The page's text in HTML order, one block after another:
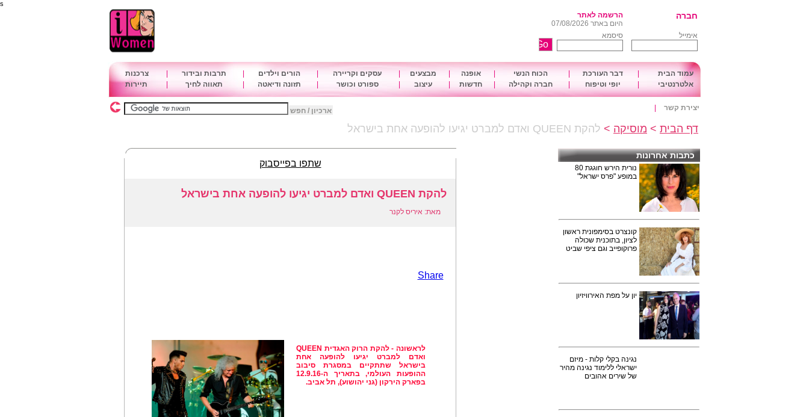
s
חברה
הרשמה לאתר
היום באתר 07/08/2026
אימייל
סיסמא
עמוד הבית דבר העורכת הכוח הנשי אופנה מבצעים עסקים וקריירה הורים וילדים תרבות ובידור
צרכנות
אלטרנטיבי
יופי וטיפוח חברה וקהילה חדשות עיצוב ספורט וכושר תזונה ודיאטה תאווה לחיך תיירות
יצירת קשר ארכיון / חפש
דף הבית > מוסיקה > להקת QUEEN ואדם למברט יגיעו להופעה אחת בישראל
כתבות אחרונות
נורית הירש חוגגת 80
במופע "פרס ישראל"
קונצרט בסימפונית ראשון
לציון, בתוכנית שכולה
פרוקופייב וגם ציפי שביט
יון על מפת האירוויזיון
נגינה בקלי קלות - מיזם
ישראלי ללימוד נגינה מהיר
של שירים אהובים
שתפו בפייסבוק
להקת QUEEN ואדם למברט יגיעו להופעה אחת בישראל
מאת: איריס לקנר
Share
לראשונה - להקת הרוק האגדית QUEEN
ואדם למברט יגיעו להופעה אחת
בישראל שתתקיים במסגרת סיבוב
ההופעות העולמי, בתאריך ה-12.9.16
בפארק הירקון (גני יהושוע), תל אביב.